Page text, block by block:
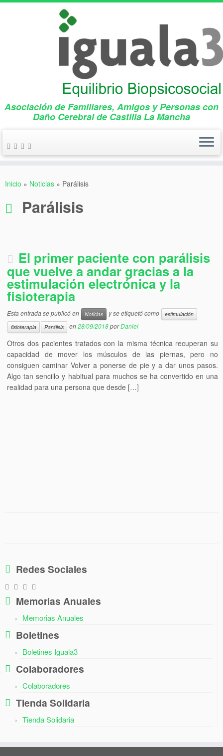
Asociación de Familiares, Amigos y Personas con
Daño Cerebral de Castilla La Mancha
Inicio » Noticias » Parálisis
Parálisis
El primer paciente con parálisis
que vuelve a andar gracias a la
estimulación electrónica y la
fisioterapia
Esta entrada se publicó en Noticias y se etiquetó como
estimulación
fisioterapia
Parálisis en28/09/2018porDaniel
Otros dos pacientes tratados con la misma técnica recuperan su
capacidad de mover los músculos de las piernas, pero no
consiguen caminar Volver a ponerse de pie y a dar unos pasos.
Algo tan sencillo y habitual para muchos se ha convertido en una
realidad para una persona que desde […]
Redes Sociales
Memorias Anuales
Memorias Anuales
Boletines
Boletines Iguala3
Colaboradores
Colaboradores
Tienda Solidaria
Tienda Solidaria